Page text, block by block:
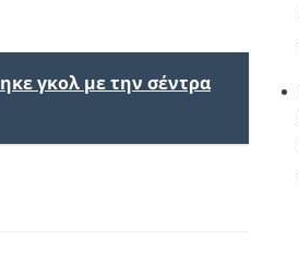
γκολ με την σέντρα